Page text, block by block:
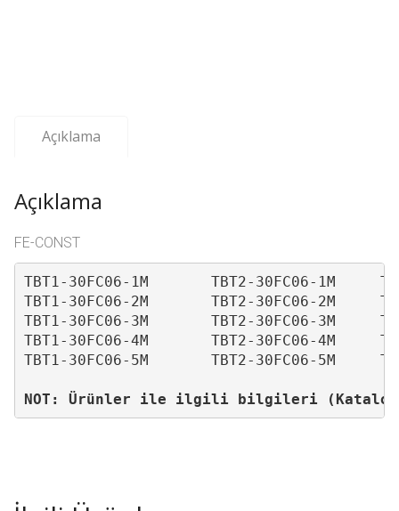
Açıklama
Açıklama
FE-CONST
TBT1-30FC06-1M       TBT2-30FC06-1M
TBT1-30FC06-2M       TBT2-30FC06-2M
TBT1-30FC06-3M       TBT2-30FC06-3M
TBT1-30FC06-4M       TBT2-30FC06-4M
TBT1-30FC06-5M       TBT2-30FC06-5M
NOT: Ürünler ile ilgili bilgileri